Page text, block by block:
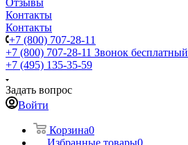
Отзывы
Контакты
Контакты
+7 (800) 707-28-11
+7 (800) 707-28-11 Звонок бесплатный
+7 (495) 135-35-59
Задать вопрос
Войти
Корзина0
Избранные товары0